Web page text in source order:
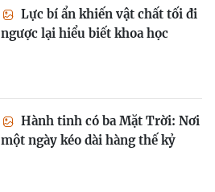
Lực bí ẩn khiến vật chất tối đi
ngược lại hiểu biết khoa học
Hành tinh có ba Mặt Trời: Nơi
một ngày kéo dài hàng thế kỷ